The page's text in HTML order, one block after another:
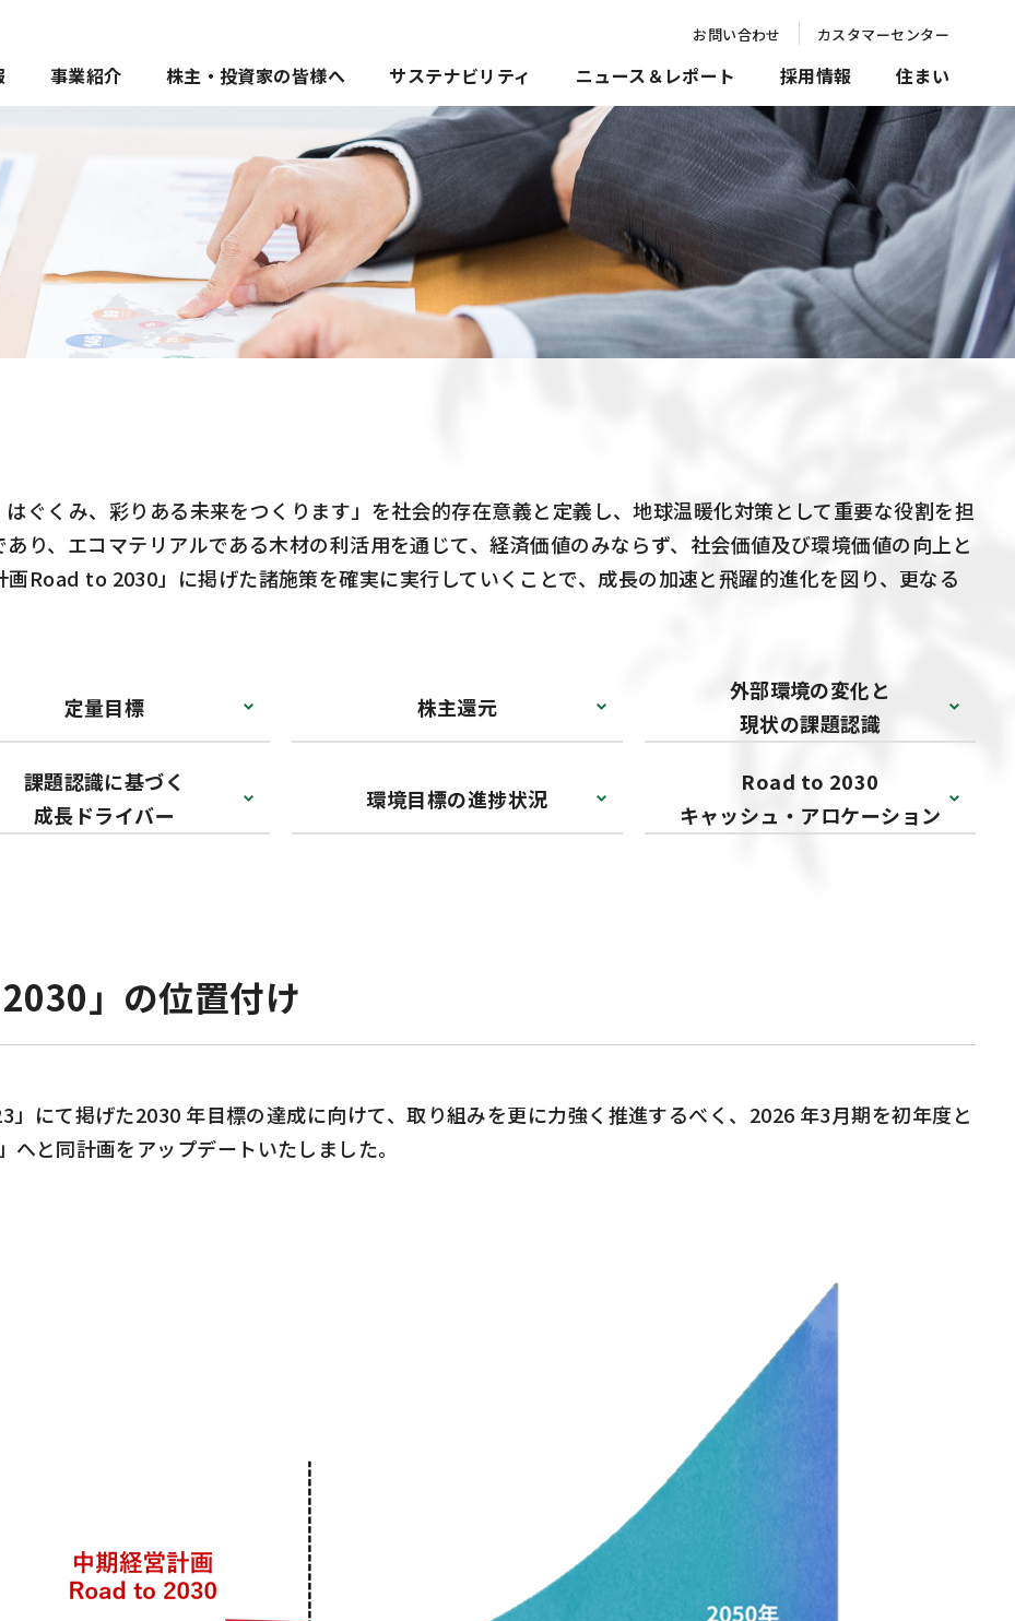
お問い合わせ カスタマーセンター
事業紹介 株主・投資家の皆様へ サステナビリティ ニュース＆レポート 採用情報 住まい
ぐくみ、彩りある未来をつくります」を社会的存在意義と定義し、地球温暖化対策として重要な役割を担
り、エコマテリアルである木材の利活用を通じて、経済価値のみならず、社会価値及び環境価値の向上と
Road to 2030」に掲げた諸施策を確実に実行していくことで、成長の加速と飛躍的進化を図り、更なる
定量目標 株主還元
外部環境の変化と
現状の課題認識
課題認識に基づく
成長ドライバー
環境目標の進捗状況
Road to 2030
キャッシュ・アロケーション
」の位置付け
にて掲げた2030 年目標の達成に向けて、取り組みを更に力強く推進するべく、2026 年3月期を初年度と
と同計画をアップデートいたしました。